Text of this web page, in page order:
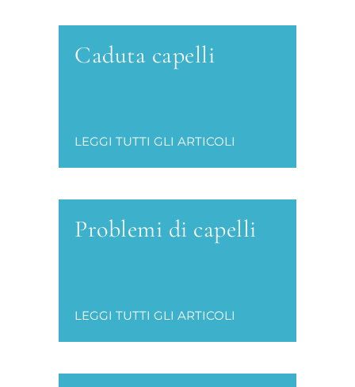
Caduta capelli
LEGGI TUTTI GLI ARTICOLI
Problemi di capelli
LEGGI TUTTI GLI ARTICOLI